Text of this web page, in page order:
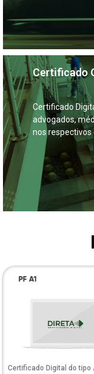
Certificado
Certificado
advogados,
nos respectivos
Certificado Digital do tipo